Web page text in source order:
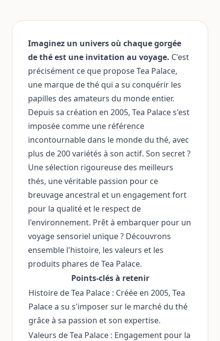
Imaginez un univers où chaque gorgée
de thé est une invitation au voyage. C'est
précisément ce que propose Tea Palace,
une marque de thé qui a su conquérir les
papilles des amateurs du monde entier.
Depuis sa création en 2005, Tea Palace s'est
imposée comme une référence
incontournable dans le monde du thé, avec
plus de 200 variétés à son actif. Son secret ?
Une sélection rigoureuse des meilleurs
thés, une véritable passion pour ce
breuvage ancestral et un engagement fort
pour la qualité et le respect de
l'environnement. Prêt à embarquer pour un
voyage sensoriel unique ? Découvrons
ensemble l'histoire, les valeurs et les
produits phares de Tea Palace.
Points-clés à retenir
Histoire de Tea Palace : Créée en 2005, Tea
Palace a su s'imposer sur le marché du thé
grâce à sa passion et son expertise.
Valeurs de Tea Palace : Engagement pour la